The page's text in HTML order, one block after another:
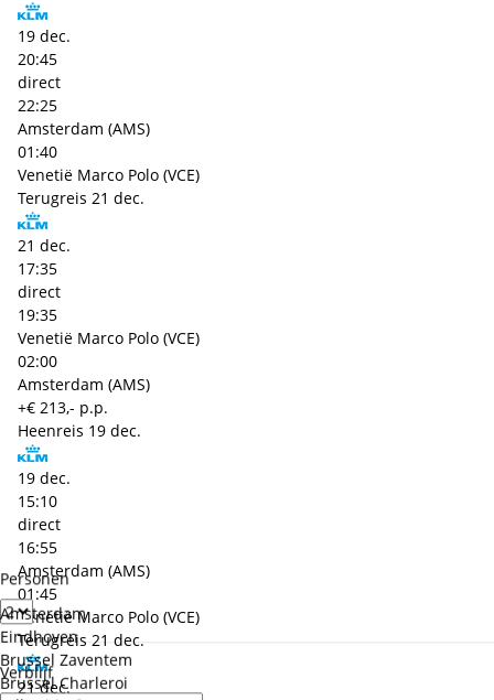
Personen
Verblijf
Amsterdam
Eindhoven
Brussel Zaventem
Brussel Charleroi
19 dec.
20:45
direct
22:25
Amsterdam (AMS)
01:40
Venetië Marco Polo (VCE)
Terugreis 21 dec.
21 dec.
17:35
direct
19:35
Venetië Marco Polo (VCE)
02:00
Amsterdam (AMS)
+€ 213,- p.p.
Heenreis 19 dec.
19 dec.
15:10
direct
16:55
Amsterdam (AMS)
01:45
Venetië Marco Polo (VCE)
Terugreis 21 dec.
21 dec.